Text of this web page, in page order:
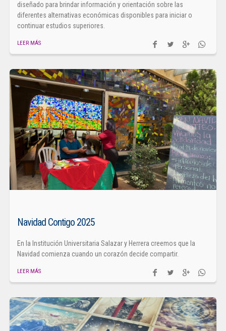
diseñado para brindar información y orientación sobre las
diferentes alternativas económicas disponibles para iniciar o
continuar estudios superiores.
LEER MÁS
Navidad Contigo 2025
En la Institución Universitaria Salazar y Herrera creemos que la
Navidad comienza cuando un corazón decide compartir.
LEER MÁS